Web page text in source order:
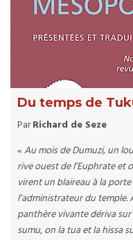
Du temps de
ParRichard de Seze
«Au mois de Dumuzi, un
rive ouest de l’Euphrate et
virent un blaireau à la
l’administrateur du temple.
panthère vivante dériva sur
sumu, on la tua et la hissa